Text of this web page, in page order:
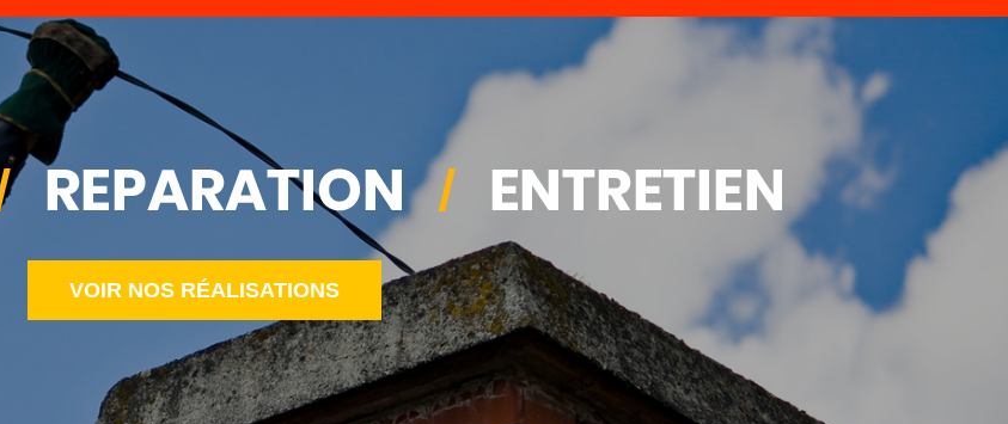
VOIR NOS RÉALISATIONS